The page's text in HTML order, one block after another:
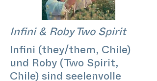
Infini & Roby Two Spirit
Infini (they/them, Chile)
und Roby (Two Spirit,
Chile) sind seelenvolle